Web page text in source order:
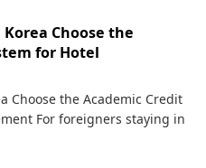
Choose the
for Hotel
Choose the Academic Credit
For foreigners staying in